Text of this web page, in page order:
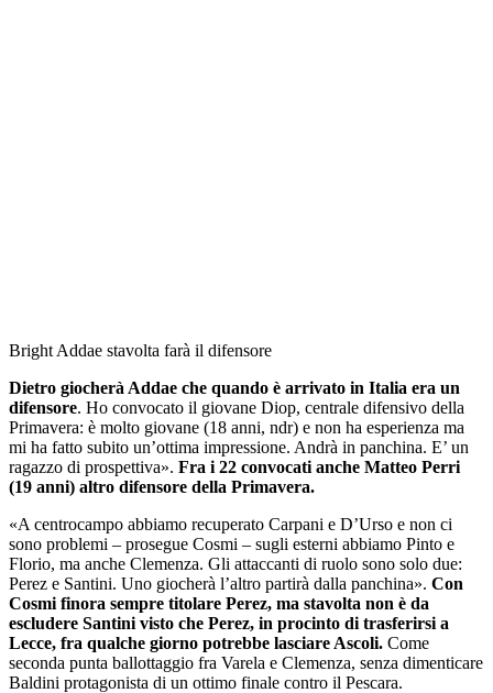
Bright Addae stavolta farà il difensore
Dietro giocherà Addae che quando è arrivato in Italia era un
difensore. Ho convocato il giovane Diop, centrale difensivo della
Primavera: è molto giovane (18 anni, ndr) e non ha esperienza ma
mi ha fatto subito un’ottima impressione. Andrà in panchina. E’ un
ragazzo di prospettiva». Fra i 22 convocati anche Matteo Perri
(19 anni) altro difensore della Primavera.
«A centrocampo abbiamo recuperato Carpani e D’Urso e non ci
sono problemi – prosegue Cosmi – sugli esterni abbiamo Pinto e
Florio, ma anche Clemenza. Gli attaccanti di ruolo sono solo due:
Perez e Santini. Uno giocherà l’altro partirà dalla panchina». Con
Cosmi finora sempre titolare Perez, ma stavolta non è da
escludere Santini visto che Perez, in procinto di trasferirsi a
Lecce, fra qualche giorno potrebbe lasciare Ascoli. Come
seconda punta ballottaggio fra Varela e Clemenza, senza dimenticare
Baldini protagonista di un ottimo finale contro il Pescara.